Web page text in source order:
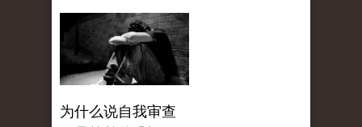
为什么说自我审查